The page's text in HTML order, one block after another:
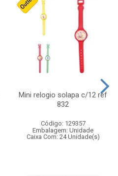
Mini relogio solapa c/12 ref
832
Código: 129357
Embalagem: Unidade
Caixa Com: 24 Unidade(s)